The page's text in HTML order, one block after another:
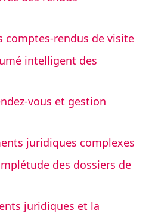
comptes-rendus de visite
intelligent des
vous et gestion
juridiques complexes
des dossiers de
juridiques et la